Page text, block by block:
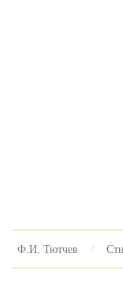
Ф.И. Тютчев